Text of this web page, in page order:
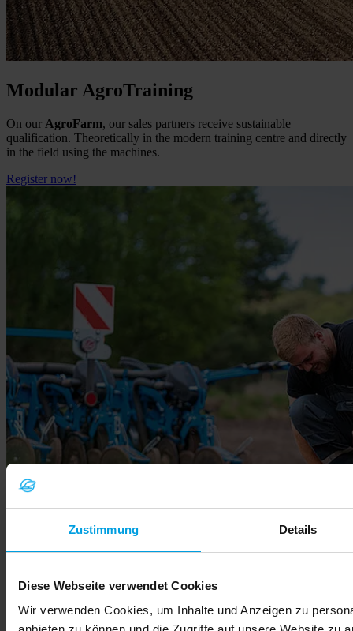
Zustimmung Details
Diese Webseite verwendet Cookies
Wir verwenden Cookies, um Inhalte und Anzeigen zu
Modular AgroTraining
On our AgroFarm, our sales partners receive sustainable
qualification. Theoretically in the modern training centre and directly
in the field using the machines.
Register now!
Контакты
Что вы ищете?